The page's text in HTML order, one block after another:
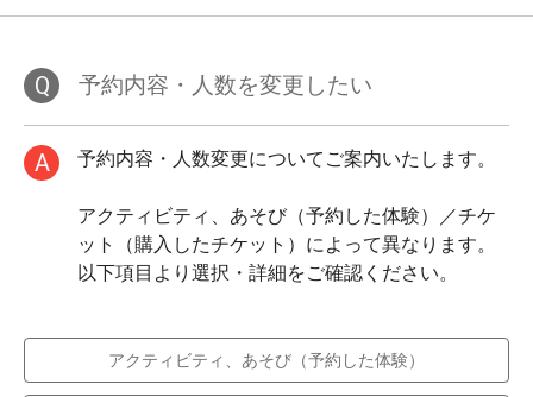
Q 予約内容・人数を変更したい
A 予約内容・人数変更についてご案内いたします。
アクティビティ、あそび（予約した体験）／チケ
ット（購入したチケット）によって異なります。
以下項目より選択・詳細をご確認ください。
アクティビティ、あそび（予約した体験）